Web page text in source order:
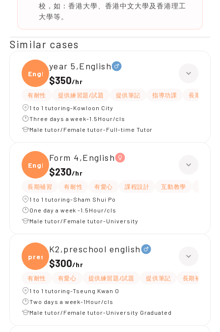
校，如：香港大學、香港中文大學及香港理工
大學等。
Similar cases
Engli
year 5,English
$350/hr
有耐性 提供練習題/試題 提供筆記 指導功課
長期補習
1 to 1 tutoring-Kowloon City
Three days a week-1.5Hour/cls
Male tutor/Female tutor-Full-time Tutor
Engli
Form 4,English
$230/hr
長期補習 有耐性 有愛心 課程設計 互動教學
1 to 1 tutoring-Sham Shui Po
One day a week -1.5Hour/cls
Male tutor/Female tutor-University
presc
K2,preschool english
$300/hr
有耐性 有愛心 提供練習題/試題 提供筆記
長期補習
1 to 1 tutoring-Tseung Kwan O
Two days a week-1Hour/cls
Male tutor/Female tutor-University Graduated